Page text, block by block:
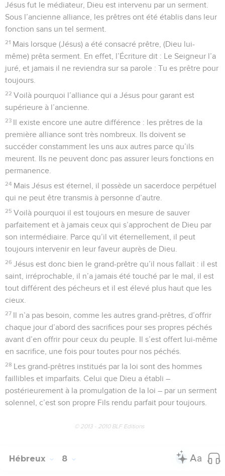
Jésus fut le médiateur, Dieu est intervenu par un serment.
Sous l’ancienne alliance, les prêtres ont été établis dans leur
fonction sans un tel serment.
21 Mais lorsque (Jésus) a été consacré prêtre, (Dieu lui-
même) prêta serment. En effet, l’Écriture dit : Le Seigneur l’a
juré, et jamais il ne reviendra sur sa parole : Tu es prêtre pour
toujours.
22 Voilà pourquoi l’alliance qui a Jésus pour garant est
supérieure à l’ancienne.
23 Il existe encore une autre différence : les prêtres de la
première alliance sont très nombreux. Ils doivent se
succéder constamment les uns aux autres parce qu’ils
meurent. Ils ne peuvent donc pas assurer leurs fonctions en
permanence.
24 Mais Jésus est éternel, il possède un sacerdoce perpétuel
qui ne peut être transmis à personne d’autre.
25 Voilà pourquoi il est toujours en mesure de sauver
parfaitement et à jamais ceux qui s’approchent de Dieu par
son intermédiaire. Parce qu’il vit éternellement, il peut
toujours intervenir en leur faveur auprès de Dieu.
26 Jésus est donc bien le grand-prêtre qu’il nous fallait : il est
saint, irréprochable, il n’a jamais été touché par le mal, il est
tout différent des pécheurs et il est élevé plus haut que les
cieux.
27 Il n’a pas besoin, comme les autres grand-prêtres, d’offrir
chaque jour d’abord des sacrifices pour ses propres péchés
avant d’en offrir pour ceux du peuple. Il s’est offert lui-même
en sacrifice, une fois pour toutes pour nos péchés.
28 Les grand-prêtres institués par la loi sont des hommes
faillibles et imparfaits. Celui que Dieu a établi –
postérieurement à la promulgation de la loi – par un serment
solennel, c’est son propre Fils rendu parfait pour toujours.
© 2013 - 2010 BLF Editions
Hébreux 8